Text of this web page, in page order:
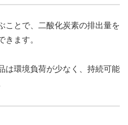
ことで、二酸化炭素の排出量を
きます。
は環境負荷が少なく、持続可能